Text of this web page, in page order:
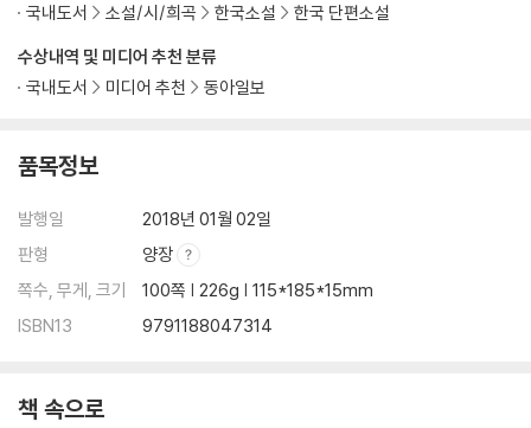
수상내역 및 미디어 추천 분류
국내도서
미디어 추천 동아일보
국내도서
소설/시/희곡 한국소설 한국 단편소설
품목정보
발행일
2018년 01월 02일
판형
양장
쪽수, 무게, 크기
100쪽 | 226g | 115*185*15mm
ISBN13
9791188047314
책 속으로